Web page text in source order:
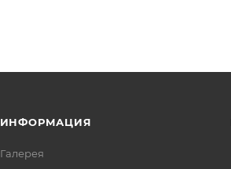
ИНФОРМАЦИЯ
Галерея